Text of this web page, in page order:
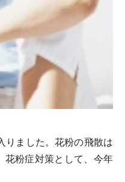
りました。花粉の飛散は
花粉症対策として、今年